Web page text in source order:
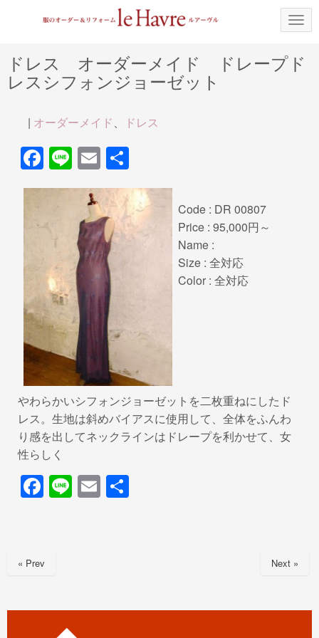
N
a
i
g
a
ドレス オーダーメイド ドレープド
レスシフォンジョーゼット
| オーダーメイド、 ドレス
F
a
e
b
o
o
k
Li
n
E
m
ail
有
Code : DR 00807
Price : 95,000円～
Name :
Size : 全対応
Color : 全対応
やわらかいシフォンジョーゼットを二枚重ねにしたド
レス。生地は斜めバイアスに使用して、全体をふんわ
り感を出してネックラインはドレープを利かせて、女
性らしく
F
a
e
Li
n
E
m
« Prev Next »